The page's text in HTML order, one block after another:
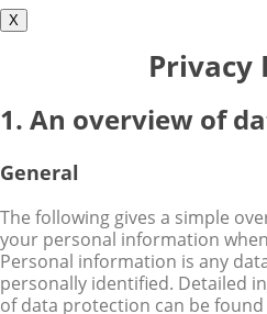
X
Privacy
1. An overview of
General
The following gives a simple
your personal information
Personal information is any
personally identified. Detailed
of data protection can be